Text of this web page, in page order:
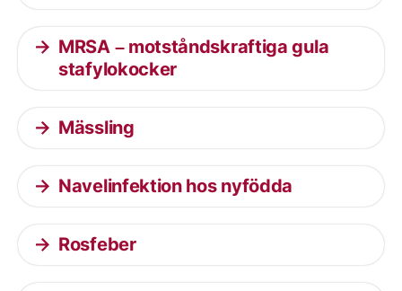
MRSA – motståndskraftiga gula
stafylokocker
Mässling
Navelinfektion hos nyfödda
Rosfeber